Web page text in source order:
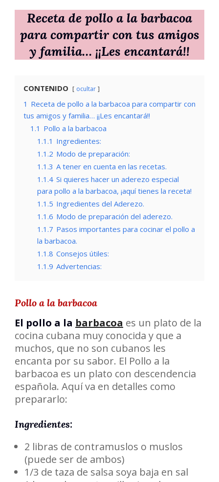
Receta de pollo a la barbacoa
para compartir con tus amigos
y familia… ¡¡Les encantará!!
CONTENIDO ocultar
1 Receta de pollo a la barbacoa para compartir con
tus amigos y familia… ¡¡Les encantará!!
1.1 Pollo a la barbacoa
1.1.1 Ingredientes:
1.1.2 Modo de preparación:
1.1.3 A tener en cuenta en las recetas.
1.1.4 Si quieres hacer un aderezo especial
para pollo a la barbacoa, ¡aquí tienes la receta!
1.1.5 Ingredientes del Aderezo.
1.1.6 Modo de preparación del aderezo.
1.1.7 Pasos importantes para cocinar el pollo a
la barbacoa.
1.1.8 Consejos útiles:
1.1.9 Advertencias:
Pollo a la barbacoa
El pollo a la barbacoa es un plato de la
cocina cubana muy conocida y que a
muchos, que no son cubanos les
encanta por su sabor. El Pollo a la
barbacoa es un plato con descendencia
española. Aquí va en detalles como
prepararlo:
Ingredientes:
2 libras de contramuslos o muslos
(puede ser de ambos)
1/3 de taza de salsa soya baja en sal